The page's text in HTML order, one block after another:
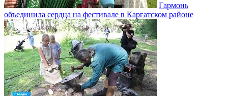
Гармонь
объединила сердца на фестивале в Каргатском районе